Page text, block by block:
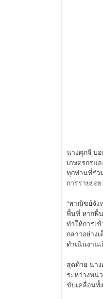
นางศุภจี บ
เกษตรกรแ
ทุกท่านที่ร่ว
การรายย่อย
“พาณิชย์จัง
พื้นที่ หากพื้
ทำให้การเ
กล่าวอย่าง
ดำเนินงาน
สุดท้าย นา
ระหว่างหน่
ขับเคลื่อนทั้